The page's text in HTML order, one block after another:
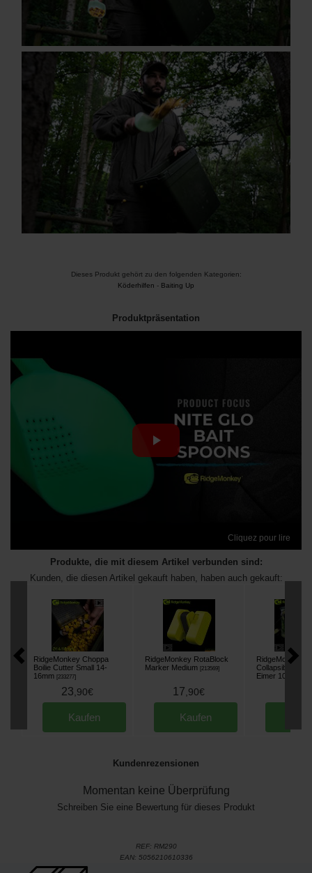
Dieses Produkt gehört zu den folgenden Kategorien:
Köderhilfen - Baiting Up
Produktpräsentation
Cliquez pour lire
Produkte, die mit diesem Artikel verbunden sind:
Kunden, die diesen Artikel gekauft haben, haben auch gekauft:
RidgeMonkey Choppa
Boilie Cutter Small 14-
16mm [233277]
23 90€
Kaufen
RidgeMonkey RotaBlock
Marker Medium [213569]
17 90€
Kaufen
RidgeMonkey
Collapsible
Eimer 10L
Kundenrezensionen
Momentan keine Überprüfung
Schreiben Sie eine Bewertung für dieses Produkt
REF: RM290
EAN: 5056210610336